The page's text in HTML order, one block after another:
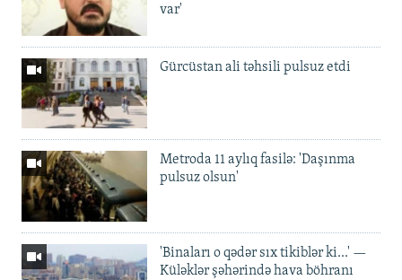
var'
Gürcüstan ali təhsili pulsuz etdi
Metroda 11 aylıq fasilə: 'Daşınma
pulsuz olsun'
'Binaları o qədər sıx tikiblər ki...' —
Küləklər şəhərində hava böhranı